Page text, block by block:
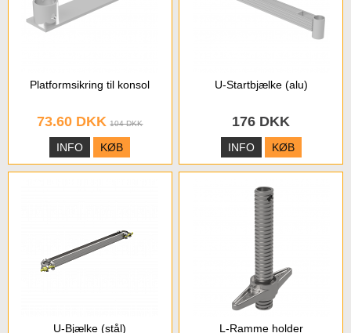
Platformsikring til konsol
73.60 DKK 104 DKK
INFO KØB
U-Startbjælke (alu)
176 DKK
INFO KØB
U-Bjælke (stål) L-Ramme holder